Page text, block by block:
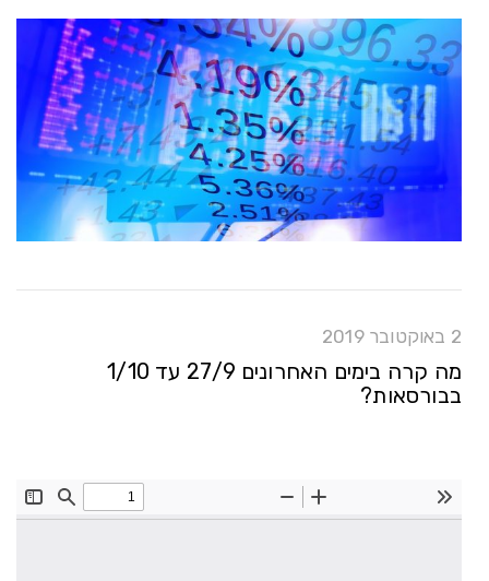
2 באוקטובר 2019
מה קרה בימים האחרונים 27/9 עד 1/10
בבורסאות?